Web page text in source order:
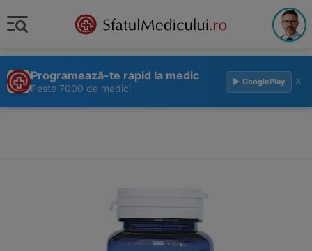
Programează-te rapid la medic
Peste 7000 de medici
▶ GooglePlay ×